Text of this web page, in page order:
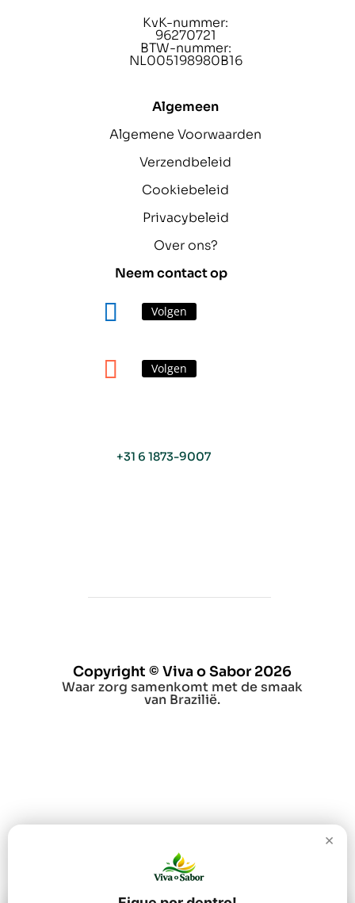
KvK-nummer:
96270721
BTW-nummer:
NL005198980B16
Algemeen
Algemene Voorwaarden
Verzendbeleid
Cookiebeleid
Privacybeleid
Over ons?
Neem contact op
Volgen
Volgen
+31 6 1873-9007
Copyright © Viva o Sabor 2026
Waar zorg samenkomt met de smaak
van Brazilië.
×